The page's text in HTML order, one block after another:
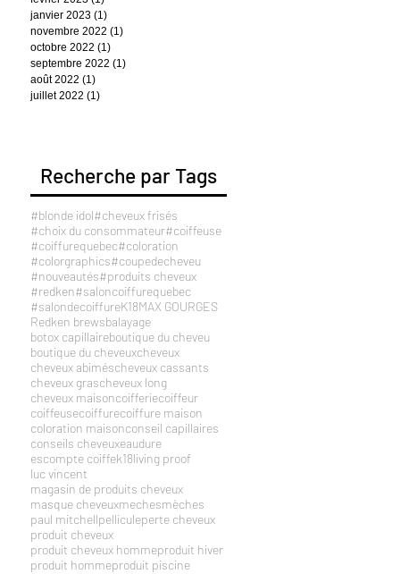
janvier 2023 (1)
novembre 2022 (1)
octobre 2022 (1)
septembre 2022 (1)
août 2022 (1)
juillet 2022 (1)
Recherche par Tags
#blonde idol#cheveux frisés
#choix du consommateur#coiffeuse
#coiffurequebec#coloration
#colorgraphics#coupedecheveu
#nouveautés#produits cheveux
#redken#saloncoiffurequebec
#salondecoiffureK18MAX GOURGES
Redken brewsbalayage
botox capillaireboutique du cheveu
boutique du cheveuxcheveux
cheveux abiméscheveux cassants
cheveux grascheveux long
cheveux maisoncoifferiecoiffeur
coiffeusecoiffurecoiffure maison
coloration maisonconseil capillaires
conseils cheveuxeaudure
escompte coiffek18living proof
luc vincent
magasin de produits cheveux
masque cheveuxmechesmèches
paul mitchellpelliculeperte cheveux
produit cheveux
produit cheveux hommeproduit hiver
produit hommeproduit piscine